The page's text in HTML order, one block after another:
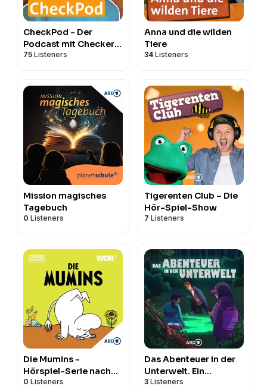
CheckPod - Der
Podcast mit Checker
Tobi
75 Listeners
Anna und die wilden
Tiere
34 Listeners
Mission magisches
Tagebuch
0 Listeners
Tigerenten Club – Die
Hör-Spiel-Show
7 Listeners
Die Mumins -
Hörspiel-Serie nach
dem Kinderbuch-
0 Listeners
Das Abenteuer in der
Unterwelt. Ein
interaktives Kinder-
3 Listeners